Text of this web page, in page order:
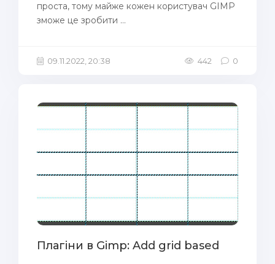
проста, тому майже кожен користувач GIMP
зможе це зробити ...
09.11.2022, 20:38 442 0
Плагіни в Gimp: Add grid based